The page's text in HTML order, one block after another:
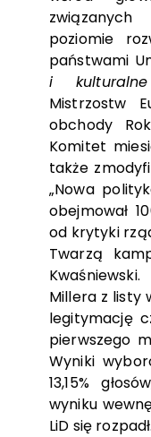
poziomie
państwami
i
Mistrzostw
obchody
Komitet
także
„Nowa
obejmował
od krytyki
Twarzą
Millera z listy
legitymację
pierwszego
Wyniki
13,15%
wyniku
LiD się rozpadł.